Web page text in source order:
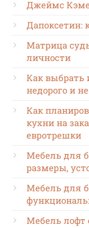
Джеймс
Дапоксетин:
Матрица
личности
Как выбрать
недорого и
Как
кухни на
евротрешки
Мебель для
размеры,
Мебель для
Мебель лофт